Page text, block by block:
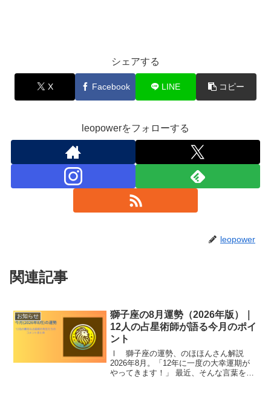
シェアする
X Facebook LINE コピー
leopowerをフォローする
leopower
関連記事
お知らせ
獅子座の8月運勢（2026年版）｜
12人の占星術師が語る今月のポイ
ント
Ⅰ 獅子座の運勢、のほほんさん解説
2026年8月。「12年に一度の大幸運期が
やってきます！」 最近、そんな言葉を本